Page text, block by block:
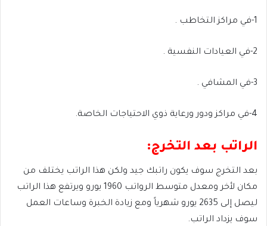
1-في مراكز التخاطب .
2-في العيادات النفسية .
3-في المشافي .
4-في مراكز ودور ورعاية ذوي الاحتياجات الخاصة.
الراتب بعد التخرج:
بعد التخرج سوف يكون راتبك جيد ولكن هذا الراتب يختلف من
مكان لأخر ومعدل متوسط الرواتب 1960 يورو ويرتفع هذا الراتب
ليصل إلى 2635 يورو شهرياً ومع زيادة الخبرة وساعات العمل
سوف يزداد الراتب.